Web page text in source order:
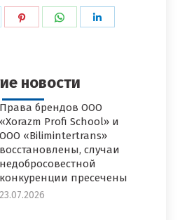
ПоделитьсяПоделиться
новости
Права брендов ООО
«Xorazm Profi School» и
ООО «Bilimintertrans»
восстановлены, случаи
недобросовестной
конкуренции пресечены
23.07.2026